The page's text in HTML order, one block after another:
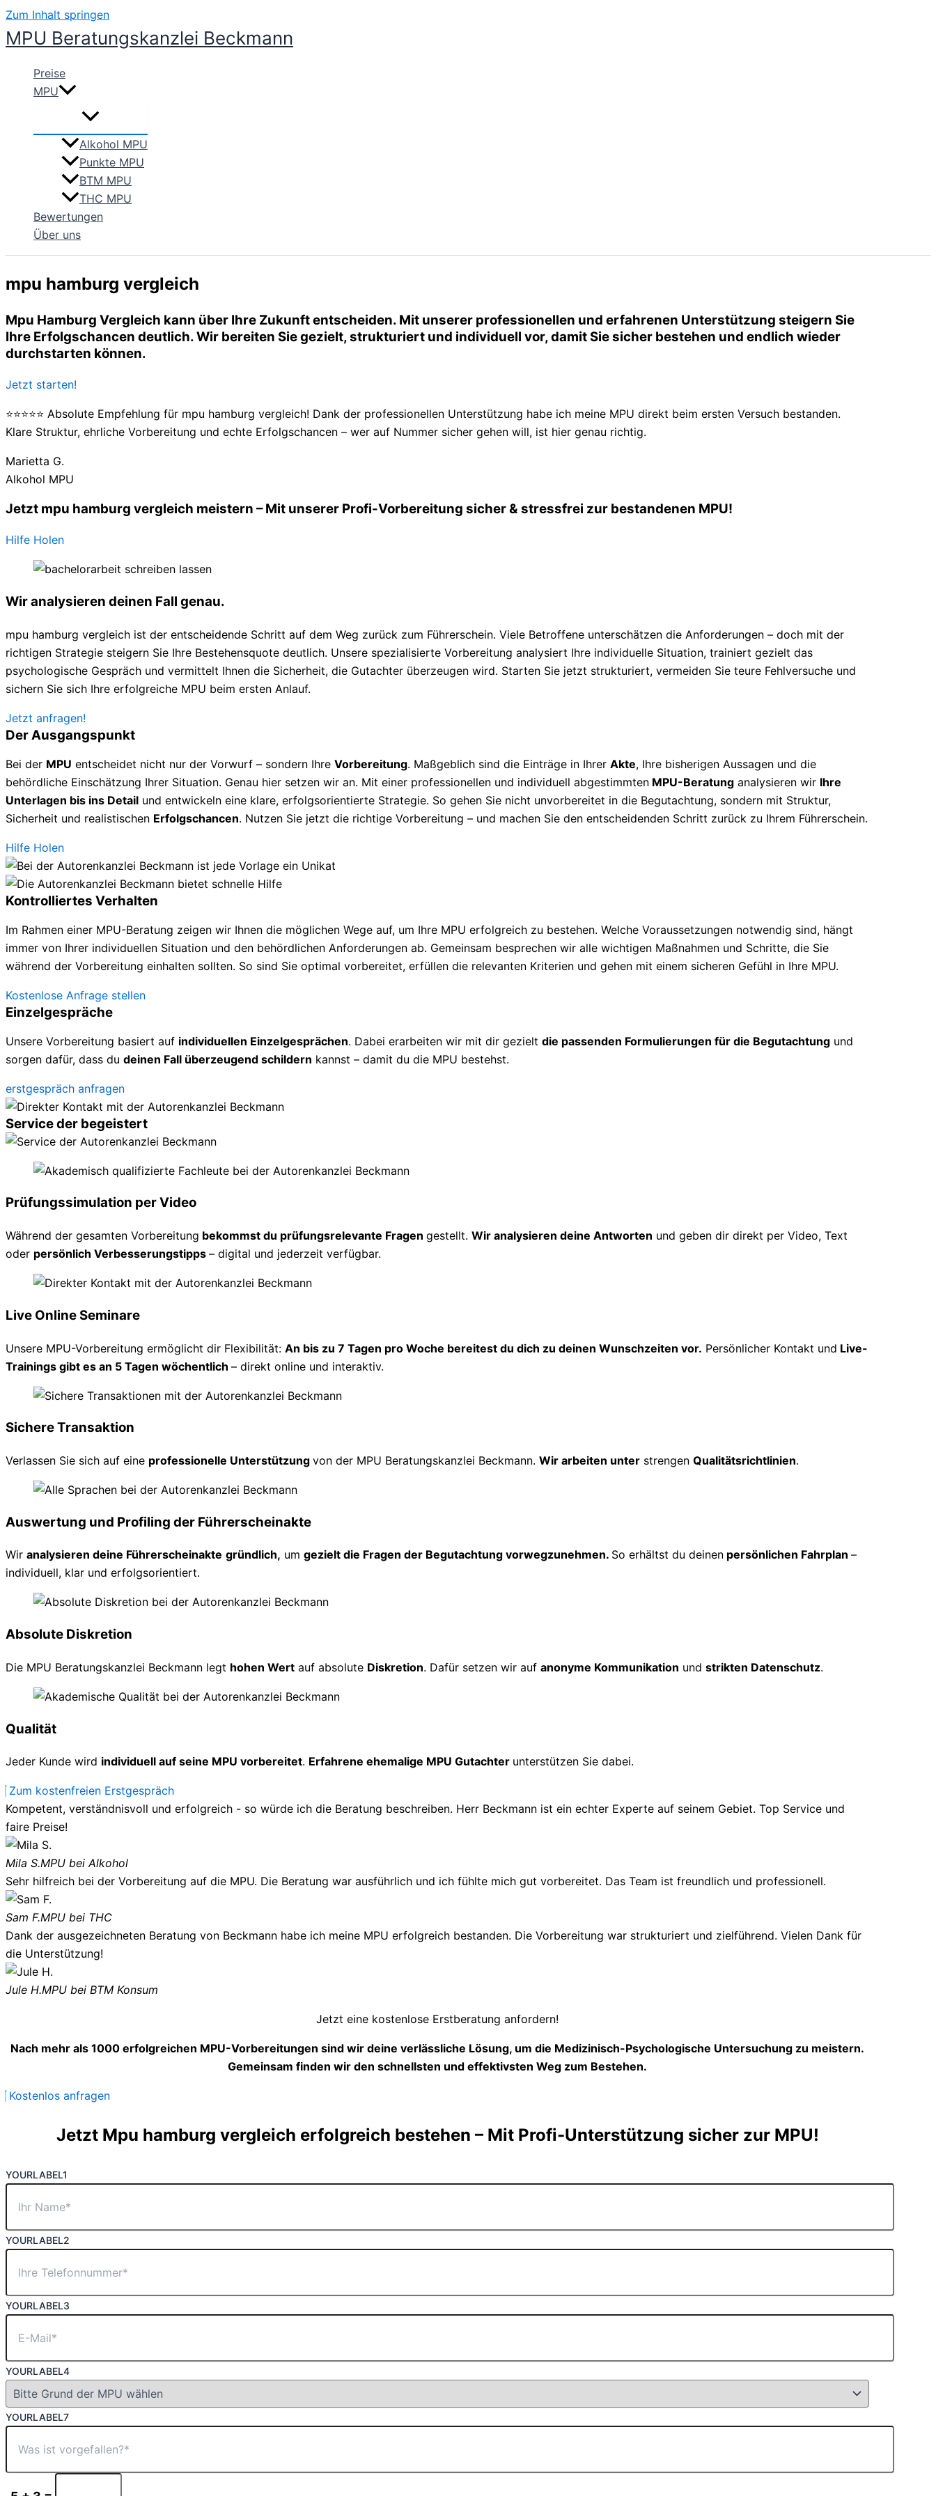
Zum Inhalt springen
MPU Beratungskanzlei Beckmann
Preise
MPU
Alkohol MPU
Punkte MPU
BTM MPU
THC MPU
Bewertungen
Über uns
mpu hamburg vergleich
Mpu Hamburg Vergleich kann über Ihre Zukunft entscheiden. Mit unserer professionellen und erfahrenen Unterstützung steigern Sie
Ihre Erfolgschancen deutlich. Wir bereiten Sie gezielt, strukturiert und individuell vor, damit Sie sicher bestehen und endlich wieder
durchstarten können.
Jetzt starten!
⭐⭐⭐⭐⭐ Absolute Empfehlung für mpu hamburg vergleich! Dank der professionellen Unterstützung habe ich meine MPU direkt beim ersten Versuch bestanden.
Klare Struktur, ehrliche Vorbereitung und echte Erfolgschancen – wer auf Nummer sicher gehen will, ist hier genau richtig.
Marietta G.
Alkohol MPU
Jetzt mpu hamburg vergleich meistern – Mit unserer Profi-Vorbereitung sicher & stressfrei zur bestandenen MPU!
Hilfe Holen
Wir analysieren deinen Fall genau.
mpu hamburg vergleich ist der entscheidende Schritt auf dem Weg zurück zum Führerschein. Viele Betroffene unterschätzen die Anforderungen – doch mit der
richtigen Strategie steigern Sie Ihre Bestehensquote deutlich. Unsere spezialisierte Vorbereitung analysiert Ihre individuelle Situation, trainiert gezielt das
psychologische Gespräch und vermittelt Ihnen die Sicherheit, die Gutachter überzeugen wird. Starten Sie jetzt strukturiert, vermeiden Sie teure Fehlversuche und
sichern Sie sich Ihre erfolgreiche MPU beim ersten Anlauf.
Jetzt anfragen!
Der Ausgangspunkt
Bei der MPU entscheidet nicht nur der Vorwurf – sondern Ihre Vorbereitung. Maßgeblich sind die Einträge in Ihrer Akte, Ihre bisherigen Aussagen und die
behördliche Einschätzung Ihrer Situation. Genau hier setzen wir an. Mit einer professionellen und individuell abgestimmten MPU-Beratung analysieren wir Ihre
Unterlagen bis ins Detail und entwickeln eine klare, erfolgsorientierte Strategie. So gehen Sie nicht unvorbereitet in die Begutachtung, sondern mit Struktur,
Sicherheit und realistischen Erfolgschancen. Nutzen Sie jetzt die richtige Vorbereitung – und machen Sie den entscheidenden Schritt zurück zu Ihrem Führerschein.
Hilfe Holen
Kontrolliertes Verhalten
Im Rahmen einer MPU-Beratung zeigen wir Ihnen die möglichen Wege auf, um Ihre MPU erfolgreich zu bestehen. Welche Voraussetzungen notwendig sind, hängt
immer von Ihrer individuellen Situation und den behördlichen Anforderungen ab. Gemeinsam besprechen wir alle wichtigen Maßnahmen und Schritte, die Sie
während der Vorbereitung einhalten sollten. So sind Sie optimal vorbereitet, erfüllen die relevanten Kriterien und gehen mit einem sicheren Gefühl in Ihre MPU.
Kostenlose Anfrage stellen
Einzelgespräche
Unsere Vorbereitung basiert auf individuellen Einzelgesprächen. Dabei erarbeiten wir mit dir gezielt die passenden Formulierungen für die Begutachtung und
sorgen dafür, dass du deinen Fall überzeugend schildern kannst – damit du die MPU bestehst.
erstgespräch anfragen
Service der begeistert
Prüfungssimulation per Video
Während der gesamten Vorbereitung bekommst du prüfungsrelevante Fragen gestellt. Wir analysieren deine Antworten und geben dir direkt per Video, Text
oder persönlich Verbesserungstipps – digital und jederzeit verfügbar.
Live Online Seminare
Unsere MPU-Vorbereitung ermöglicht dir Flexibilität: An bis zu 7 Tagen pro Woche bereitest du dich zu deinen Wunschzeiten vor. Persönlicher Kontakt und Live-
Trainings gibt es an 5 Tagen wöchentlich – direkt online und interaktiv.
Sichere Transaktion
Verlassen Sie sich auf eine professionelle Unterstützung von der MPU Beratungskanzlei Beckmann. Wir arbeiten unter strengen Qualitätsrichtlinien.
Auswertung und Profiling der Führerscheinakte
Wir analysieren deine Führerscheinakte gründlich, um gezielt die Fragen der Begutachtung vorwegzunehmen. So erhältst du deinen persönlichen Fahrplan –
individuell, klar und erfolgsorientiert.
Absolute Diskretion
Die MPU Beratungskanzlei Beckmann legt hohen Wert auf absolute Diskretion. Dafür setzen wir auf anonyme Kommunikation und strikten Datenschutz.
Qualität
Jeder Kunde wird individuell auf seine MPU vorbereitet. Erfahrene ehemalige MPU Gutachter unterstützen Sie dabei.
Zum kostenfreien Erstgespräch
Kompetent, verständnisvoll und erfolgreich - so würde ich die Beratung beschreiben. Herr Beckmann ist ein echter Experte auf seinem Gebiet. Top Service und
faire Preise!
Mila S.MPU bei Alkohol
Sehr hilfreich bei der Vorbereitung auf die MPU. Die Beratung war ausführlich und ich fühlte mich gut vorbereitet. Das Team ist freundlich und professionell.
Sam F.MPU bei THC
Dank der ausgezeichneten Beratung von Beckmann habe ich meine MPU erfolgreich bestanden. Die Vorbereitung war strukturiert und zielführend. Vielen Dank für
die Unterstützung!
Jule H.MPU bei BTM Konsum
Jetzt eine kostenlose Erstberatung anfordern!
Nach mehr als 1000 erfolgreichen MPU-Vorbereitungen sind wir deine verlässliche Lösung, um die Medizinisch-Psychologische Untersuchung zu meistern.
Gemeinsam finden wir den schnellsten und effektivsten Weg zum Bestehen.
Kostenlos anfragen
Jetzt Mpu hamburg vergleich erfolgreich bestehen – Mit Profi-Unterstützung sicher zur MPU!
YOURLABEL1
YOURLABEL2
YOURLABEL3
YOURLABEL4
YOURLABEL7